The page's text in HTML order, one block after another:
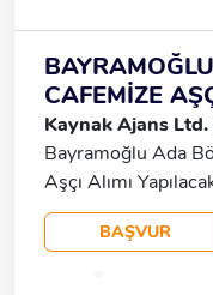
Kurallarına Dikkat
Diksiyonu Düzgün
Saatlerine Uyum
Vardiyası)
CAFEMİZE
Kaynak Ajans Ltd.
Bayramoğlu Ada
Aşçı Alımı
/Erkek Olabilir
Çalışabilecek Maaş
BAŞVUR